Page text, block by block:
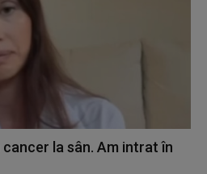
la sân. Am intrat în